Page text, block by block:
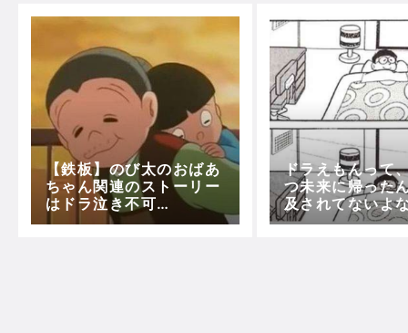
Powered by livedoor 相互RSS
【鉄板】のび太のおばあ
ちゃん関連のストーリー
はドラ泣き不可
避！！！！！！！
ドラえもんって
つ未来に帰った
及されてないよ